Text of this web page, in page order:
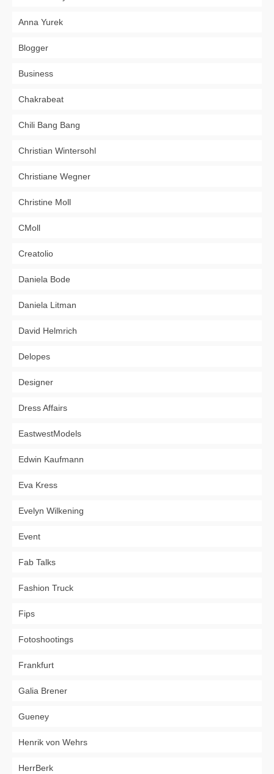
Anna Yurek
Blogger
Business
Chakrabeat
Chili Bang Bang
Christian Wintersohl
Christiane Wegner
Christine Moll
CMoll
Creatolio
Daniela Bode
Daniela Litman
David Helmrich
Delopes
Designer
Dress Affairs
EastwestModels
Edwin Kaufmann
Eva Kress
Evelyn Wilkening
Event
Fab Talks
Fashion Truck
Fips
Fotoshootings
Frankfurt
Galia Brener
Gueney
Henrik von Wehrs
HerrBerk